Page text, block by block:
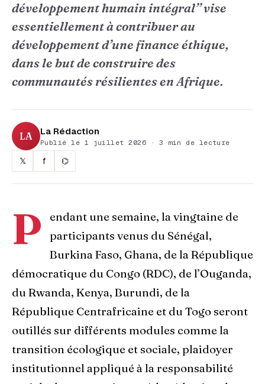
développement humain intégral’’ vise
essentiellement à contribuer au
développement d’une finance éthique,
dans le but de construire des
communautés résilientes en Afrique.
LA La Rédaction
Publié le 1 juillet 2026 · 3 min de lecture
𝕏 f ⌬
P
endant une semaine, la vingtaine de
participants venus du Sénégal,
Burkina Faso, Ghana, de la République
démocratique du Congo (RDC), de l’Ouganda,
du Rwanda, Kenya, Burundi, de la
République Centrafricaine et du Togo seront
outillés sur différents modules comme la
transition écologique et sociale, plaidoyer
institutionnel appliqué à la responsabilité